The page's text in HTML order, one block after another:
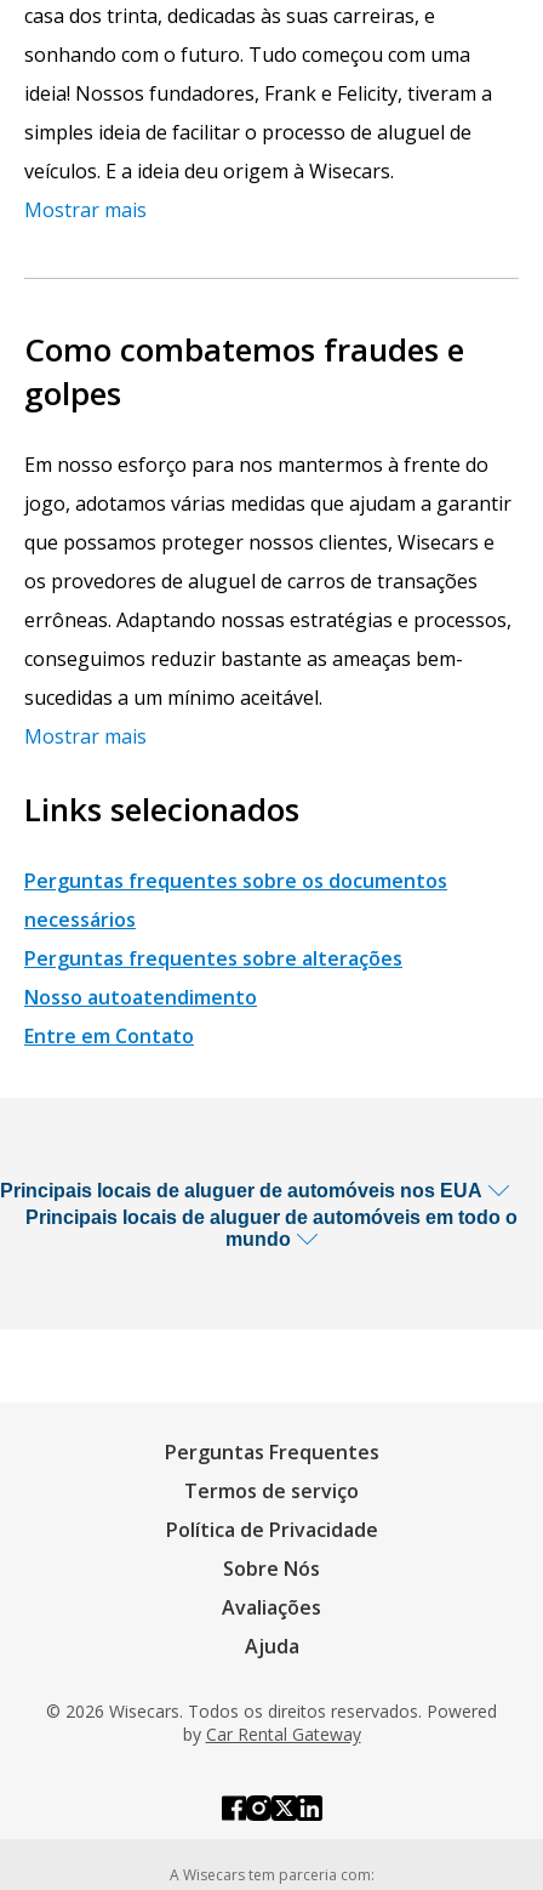
casa dos trinta, dedicadas às suas carreiras, e
sonhando com o futuro. Tudo começou com uma
ideia! Nossos fundadores, Frank e Felicity, tiveram a
simples ideia de facilitar o processo de aluguel de
veículos. E a ideia deu origem à Wisecars.
Mostrar mais
Como combatemos fraudes e
golpes
Em nosso esforço para nos mantermos à frente do
jogo, adotamos várias medidas que ajudam a garantir
que possamos proteger nossos clientes, Wisecars e
os provedores de aluguel de carros de transações
errôneas. Adaptando nossas estratégias e processos,
conseguimos reduzir bastante as ameaças bem-
sucedidas a um mínimo aceitável.
Mostrar mais
Links selecionados
Perguntas frequentes sobre os documentos
necessários
Perguntas frequentes sobre alterações
Nosso autoatendimento
Entre em Contato
Principais locais de aluguer de automóveis nos EUA
Principais locais de aluguer de automóveis em todo o
mundo
Perguntas Frequentes
Termos de serviço
Política de Privacidade
Sobre Nós
Avaliações
Ajuda
© 2026 Wisecars. Todos os direitos reservados. Powered
by Car Rental Gateway
A Wisecars tem parceria com: